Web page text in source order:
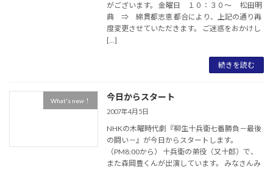
がございます。 金曜日 １０：３０～ 松田明
典 ⇒ 綿貫都志恵 都合により、上記の通り再
度変更させていただきます。 ご迷惑をおかけし
[…]
続きを読む
What's new！ 今日からスタート
2007年4月5日
NHKの木曜時代劇『柳生十兵衛七番勝負－最後
の闘い－』が今日からスタートします。
（PM8:00から） 十兵衛の弟役（又十郎）で、
また森岡豊くんが出演しています。 みなさんみ